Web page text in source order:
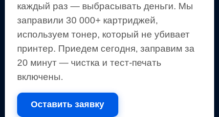
каждый раз — выбрасывать деньги. Мы
заправили 30 000+ картриджей,
используем тонер, который не убивает
принтер. Приедем сегодня, заправим за
20 минут — чистка и тест-печать
включены.
Оставить заявку